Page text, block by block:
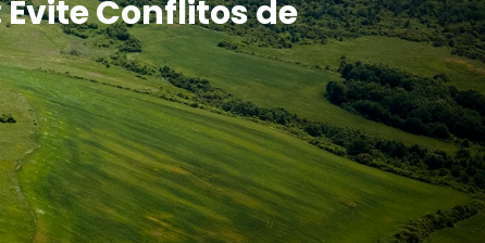
Conflitos de